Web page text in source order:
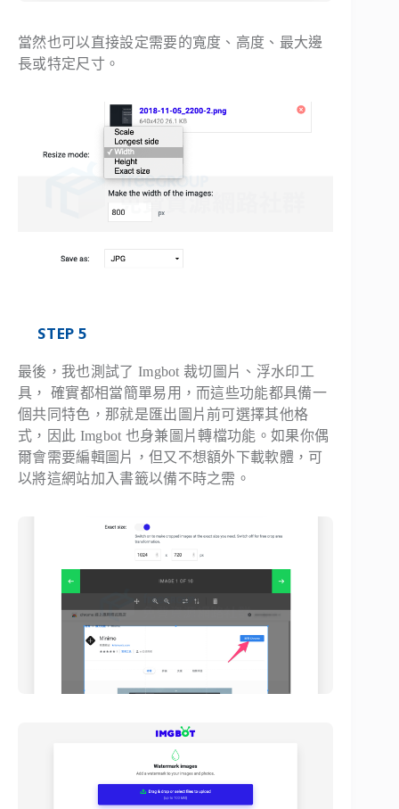
當然也可以直接設定需要的寬度、高度、最大邊
長或特定尺寸。
STEP 5
最後，我也測試了 Imgbot 裁切圖片、浮水印工
具， 確實都相當簡單易用，而這些功能都具備一
個共同特色，那就是匯出圖片前可選擇其他格
式，因此 Imgbot 也身兼圖片轉檔功能。如果你偶
爾會需要編輯圖片，但又不想額外下載軟體，可
以將這網站加入書籤以備不時之需。